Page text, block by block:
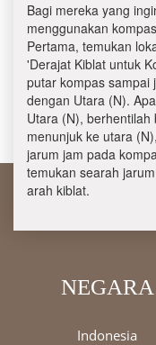
Bagi mereka yang
menggunakan
Pertama, temukan
'Derajat Kiblat untuk
putar kompas sampai
dengan Utara (N).
Utara (N),
menunjuk ke utara
jarum jam pada
temukan searah
arah kiblat.
NEGARA
Indonesia